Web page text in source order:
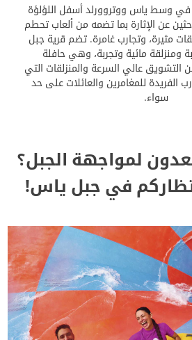
وسط ياس ووتروورلد أسفل اللؤلؤة
عن الإثارة بما تضمه من ألعاب تحطم
مثيرة، وتجارب غامرة. تضم قرية جبل
من 20 لعبة ومنزلقة مائية وتجربة، وهي حافلة
التشويق عالي السرعة والمنزلقات التي
الفريدة للمغامرين والعائلات على حد
سواء.
لمواجهة الجبل؟
في جبل ياس!